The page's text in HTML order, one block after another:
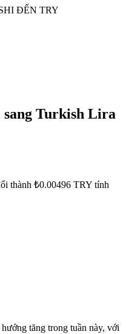
thế chấp
ĐẾN TRY
sang Turkish Lira
thành ₺0.00496 TRY tính
tăng trong tuần này, với